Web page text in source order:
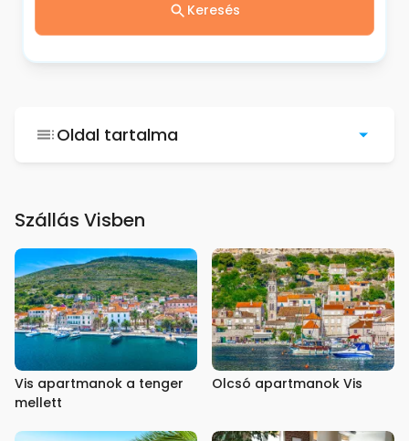
Keresés
Oldal tartalma
Szállás Visben
Vis apartmanok a tenger
mellett
Olcsó apartmanok Vis